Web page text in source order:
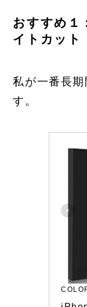
おすすめ
イトカット
私が一番長
す。